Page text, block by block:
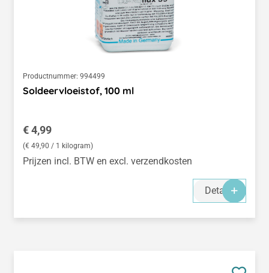
Productnummer: 994499
Soldeervloeistof, 100 ml
Normale prijs:
€ 4,99
(€ 49,90 / 1 kilogram)
Prijzen incl. BTW en excl. verzendkosten
Details